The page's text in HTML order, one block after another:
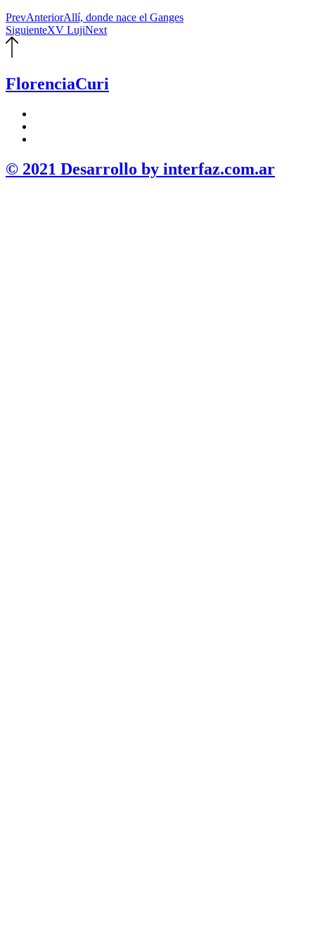
PrevAnteriorAllí, donde nace el Ganges
SiguienteXV LujiNext
FlorenciaCuri
© 2021 Desarrollo by interfaz.com.ar